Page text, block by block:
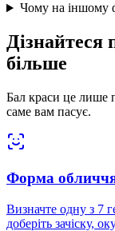
Чому на іншому
Дізнайтеся
більше
Бал краси це лише
саме вам пасує.
Форма
Визначте одну з 7
доберіть зачіску,